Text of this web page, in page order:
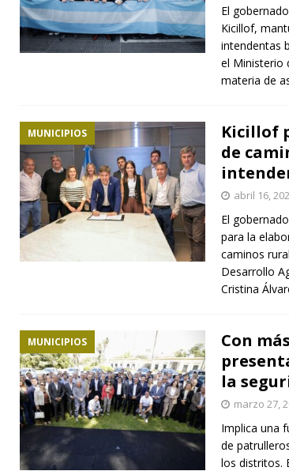
El
Kicillof,
intendentas
el Ministerio
materia de
MUNICIPIOS
Kicillof
de
abril 16,
El
para la
caminos
Desarrollo
Cristina
MUNICIPIOS
Con
la
marzo 27,
Implica una
de
los distritos.